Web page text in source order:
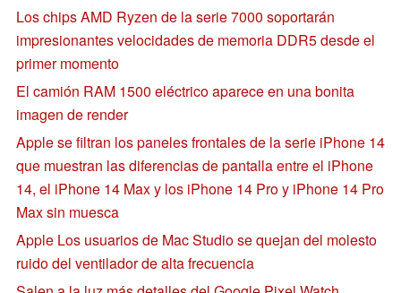
Los chips AMD Ryzen de la serie 7000 soportarán
impresionantes velocidades de memoria DDR5 desde el
primer momento
El camión RAM 1500 eléctrico aparece en una bonita
imagen de render
Apple se filtran los paneles frontales de la serie iPhone 14
que muestran las diferencias de pantalla entre el iPhone
14, el iPhone 14 Max y los iPhone 14 Pro y iPhone 14 Pro
Max sin muesca
Apple Los usuarios de Mac Studio se quejan del molesto
ruido del ventilador de alta frecuencia